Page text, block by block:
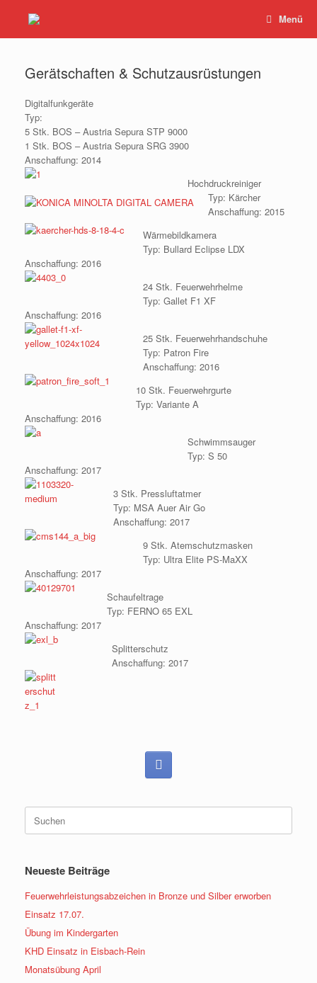
Menü
Gerätschaften & Schutzausrüstungen
Digitalfunkgeräte
Typ:
5 Stk. BOS – Austria Sepura STP 9000
1 Stk. BOS – Austria Sepura SRG 3900
Anschaffung: 2014
Hochdruckreiniger
Typ: Kärcher
Anschaffung: 2015
Wärmebildkamera
Typ: Bullard Eclipse LDX
Anschaffung: 2016
24 Stk. Feuerwehrhelme
Typ: Gallet F1 XF
Anschaffung: 2016
25 Stk. Feuerwehrhandschuhe
Typ: Patron Fire
Anschaffung: 2016
10 Stk. Feuerwehrgurte
Typ: Variante A
Anschaffung: 2016
Schwimmsauger
Typ: S 50
Anschaffung: 2017
3 Stk. Pressluftatmer
Typ: MSA Auer Air Go
Anschaffung: 2017
9 Stk. Atemschutzmasken
Typ: Ultra Elite PS-MaXX
Anschaffung: 2017
Schaufeltrage
Typ: FERNO 65 EXL
Anschaffung: 2017
Splitterschutz
Anschaffung: 2017
Suchen
nach:
Neueste Beiträge
Feuerwehrleistungsabzeichen in Bronze und Silber erworben
Einsatz 17.07.
Übung im Kindergarten
KHD Einsatz in Eisbach-Rein
Monatsübung April